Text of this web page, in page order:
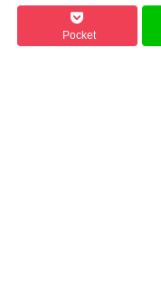
Pocket